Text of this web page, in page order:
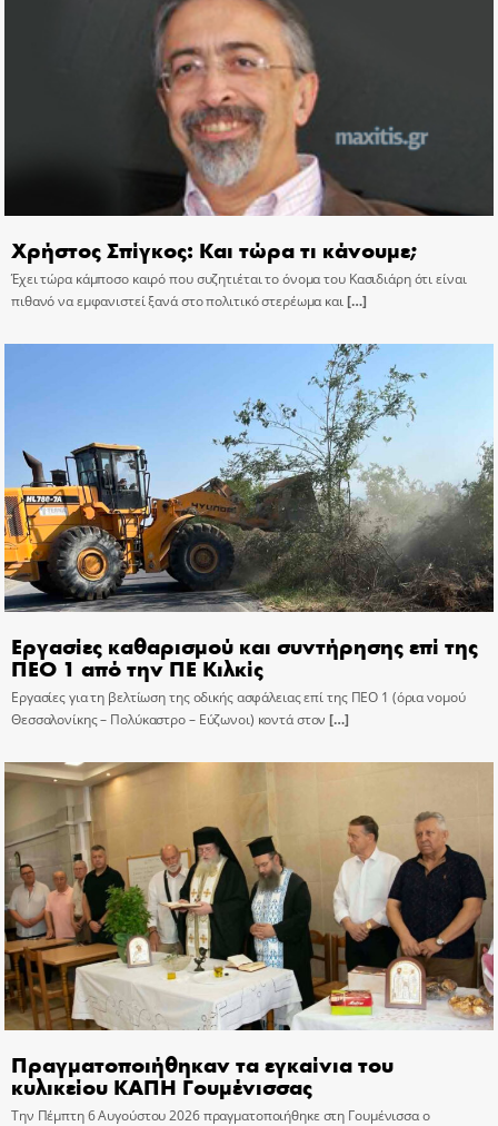
Χρήστος Σπίγκος: Και τώρα τι κάνουμε;
Έχει τώρα κάμποσο καιρό που συζητιέται το όνομα του Κασιδιάρη ότι είναι
πιθανό να εμφανιστεί ξανά στο πολιτικό στερέωμα και[…]
Εργασίες καθαρισμού και συντήρησης επί της
ΠΕΟ 1 από την ΠΕ Κιλκίς
Εργασίες για τη βελτίωση της οδικής ασφάλειας επί της ΠΕΟ 1 (όρια νομού
Θεσσαλονίκης – Πολύκαστρο – Εύζωνοι) κοντά στον […]
Πραγματοποιήθηκαν τα εγκαίνια του
κυλικείου ΚΑΠΗ Γουμένισσας
Την Πέμπτη 6 Αυγούστου 2026 πραγματοποιήθηκε στη Γουμένισσα ο